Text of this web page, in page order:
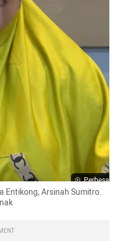
Perbesar
Entikong, Arsinah Sumitro.